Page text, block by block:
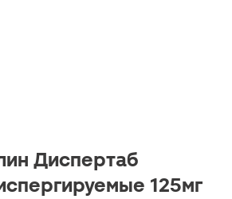
Диспертаб
125мг